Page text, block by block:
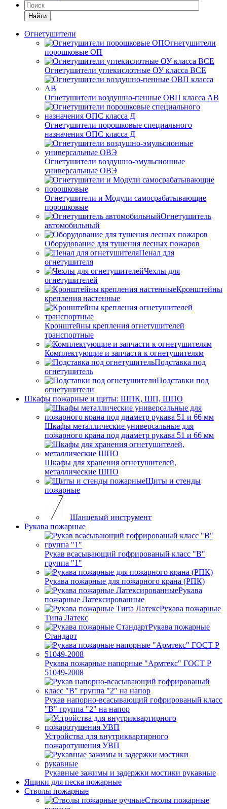
Найти
Огнетушители
Огнетушители
порошковые ОП
Огнетушители углекислотные ОУ класса ВСЕ
Огнетушители воздушно-пенные ОВП класса АВ
Огнетушители порошковые специального
назначения ОПС класса Д
Огнетушители воздушно-эмульсионные
универсальные ОВЭ
Огнетушители и Модули самосрабатывающие
порошковые
Огнетушитель
автомобильный
Оборудование для тушения лесных пожаров
Пенал для
огнетушителя
Чехлы для
огнетушителей
Кронштейны
крепления настенные
Кронштейны крепления огнетушителей
транспортные
Комплектующие и запчасти к огнетушителям
Подставка под
огнетушитель
Подставки под
огнетушители
Шкафы пожарные и щиты: ШПК, ШП, ШПО
Шкафы металлические универсальные для
пожарного крана под диаметр рукава 51 и 66 мм
Шкафы для хранения огнетушителей,
металлические ШПО
Щиты и стенды
пожарные
Шанцевый инструмент
Рукава пожарные
Рукав всасывающий гофрированый класс "В"
группа "1"
Рукава пожарные для пожарного крана (РПК)
Рукава
пожарные Латексированные
Рукава пожарные
Типа Латекс
Рукава пожарные
Стандарт
Рукава пожарные напорные "Армтекс" ГОСТ Р
51049-2008
Рукав напорно-всасывающий гофрированый класс
"В" группа "2" на напор
Устройства для внутриквартирного
пожаротушения УВП
Рукавные зажимы и задержки мостики рукавные
Ящики для песка пожарные
Стволы пожарные
Стволы пожарные